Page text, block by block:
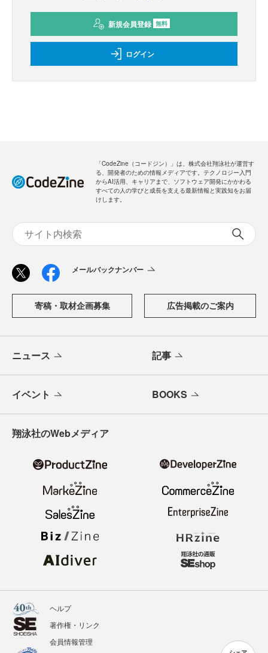
新規会員登録 無料
ログイン
「CodeZine（コードジン）」は、株式会社翔泳社が運営す
る、開発者のための情報メディアです。テクノロジー入門
からAI活用、キャリアまで、ソフトウェア開発にかかわる
すべての人の学びと成長を支える最新情報と実践知をお届
けします。
メールバックナンバー
寄稿・取材企画募集 広告掲載のご案内
ニュース 記事
イベント BOOKS
翔泳社のWebメディア
ヘルプ
著作権・リンク
会員情報管理